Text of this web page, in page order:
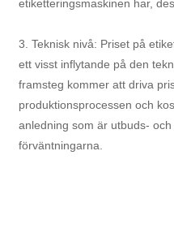
etiketteringsmaskinen har,
3. Teknisk nivå: Priset på
ett visst inflytande på den
framsteg kommer att driva
produktionsprocessen och
anledning som är utbuds-
förväntningarna.